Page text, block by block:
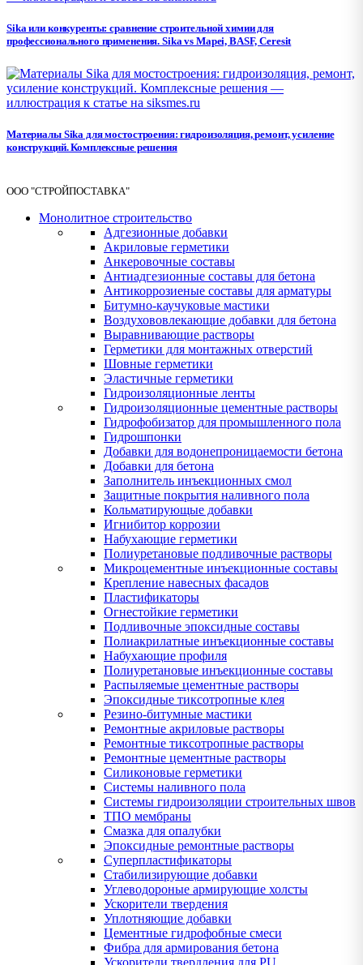
Sika или конкуренты: сравнение строительной химии для
профессионального применения. Sika vs Mapei, BASF, Ceresit
Материалы Sika для мостостроения: гидроизоляция, ремонт, усиление
конструкций. Комплексные решения
ООО "СТРОЙПОСТАВКА"
Монолитное строительство
Адгезионные добавки
Акриловые герметики
Анкеровочные составы
Антиадгезионные составы для бетона
Антикоррозиеные составы для арматуры
Битумно-каучуковые мастики
Воздухововлекающие добавки для бетона
Выравнивающие растворы
Герметики для монтажных отверстий
Шовные герметики
Эластичные герметики
Гидроизоляционные ленты
Гидроизоляционные цементные растворы
Гидрофобизатор для промышленного пола
Гидрошпонки
Добавки для водонепроницаемости бетона
Добавки для бетона
Заполнитель инъекционных смол
Защитные покрытия наливного пола
Кольматирующые добавки
Игнибитор коррозии
Набухающие герметики
Полиуретановые подливочные растворы
Микроцементные инъекционные составы
Крепление навесных фасадов
Пластификаторы
Огнестойкие герметики
Подливочные эпоксидные составы
Полиакрилатные инъекционные составы
Набухающие профиля
Полиуретановые инъекционные составы
Распыляемые цементные растворы
Эпоксидные тиксотропные клея
Резино-битумные мастики
Ремонтные акриловые растворы
Ремонтные тиксотропные растворы
Ремонтные цементные растворы
Силиконовые герметики
Системы наливного пола
Системы гидроизоляции строительных швов
ТПО мембраны
Смазка для опалубки
Эпоксидные ремонтные растворы
Суперпластификаторы
Стабилизирующие добавки
Углеводороные армирующие холсты
Ускорители твердения
Уплотняющие добавки
Цементные гидрофобные смеси
Фибра для армирования бетона
Ускорители твердления для PU